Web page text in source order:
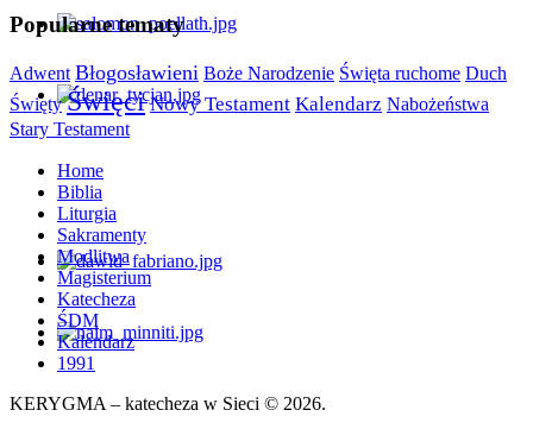
Popularne tematy
Adwent Błogosławieni Boże Narodzenie Święta ruchome Duch
Święty Święci Nowy Testament Kalendarz Nabożeństwa
Stary Testament
Home
Biblia
Liturgia
Sakramenty
Modlitwa
Magisterium
Katecheza
ŚDM
Kalendarz
1991
KERYGMA – katecheza w Sieci © 2026.